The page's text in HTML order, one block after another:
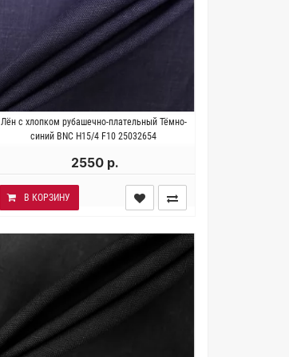
Лён с хлопком рубашечно-плательный Тёмно-
синий BNC Н15/4 F10 25032654
Италия . Состав 70% лён 28% хлопок
2% эластана. Плотность ~ 150 гр/м2.
2550 р.
В КОРЗИНУ